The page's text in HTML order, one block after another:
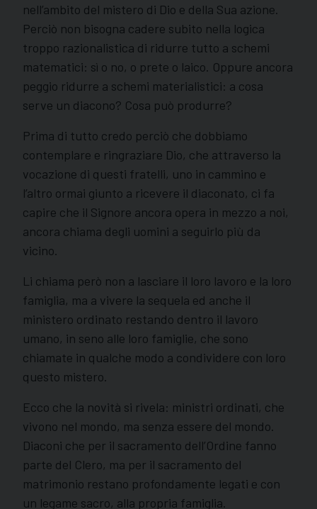
nell’ambito del mistero di Dio e della Sua azione.
Perciò non bisogna cadere subito nella logica
troppo razionalistica di ridurre tutto a schemi
matematici: sì o no, o prete o laico. Oppure ancora
peggio ridurre a schemi materialistici: a cosa
serve un diacono? Cosa può produrre?
Prima di tutto credo perciò che dobbiamo
contemplare e ringraziare Dio, che attraverso la
vocazione di questi fratelli, uno in cammino e
l’altro ormai giunto a ricevere il diaconato, ci fa
capire che il Signore ancora opera in mezzo a noi,
ancora chiama degli uomini a seguirlo più da
vicino.
Li chiama però non a lasciare il loro lavoro e la loro
famiglia, ma a vivere la sequela ed anche il
ministero ordinato restando dentro il lavoro
umano, in seno alle loro famiglie, che sono
chiamate in qualche modo a condividere con loro
questo mistero.
Ecco che la novità si rivela: ministri ordinati, che
vivono nel mondo, ma senza essere del mondo.
Diaconi che per il sacramento dell’Ordine fanno
parte del Clero, ma per il sacramento del
matrimonio restano profondamente legati e con
un legame sacro, alla propria famiglia.